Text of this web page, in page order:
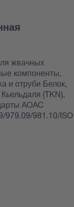
жвачных
компоненты,
и отруби Белок,
(TKN),
AOAC
979.09/981.10/ISO